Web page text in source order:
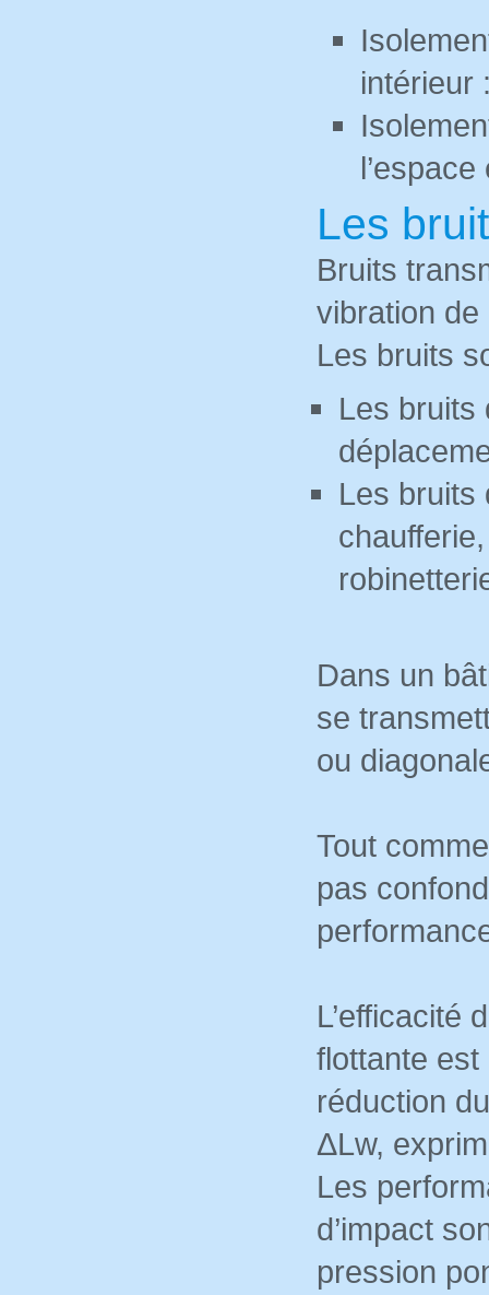
intérieur
Les
Bruits
vibration de
Les bruits
Les bruits
Les bruits
Dans un
se
ou
Tout
pas
L’efficacité
flottante est
réduction
ΔLw,
Les
d’impact
pression